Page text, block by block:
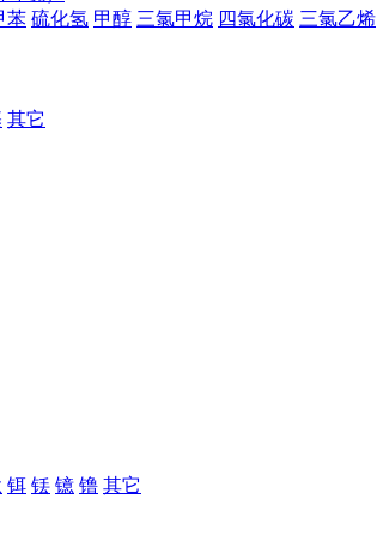
苯 硫化氢 甲醇 三氯甲烷 四氯化碳 三氯乙烯
其它
铒 铥 镱 镥 其它